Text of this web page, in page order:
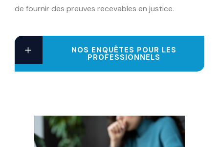
de fournir des preuves recevables en justice.
NOS ENQUÊTES POUR LES
PROFESSIONNELS